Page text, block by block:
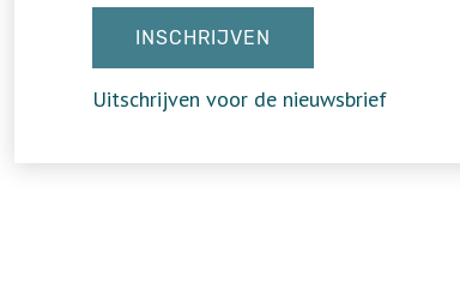
Uitschrijven voor de nieuwsbrief